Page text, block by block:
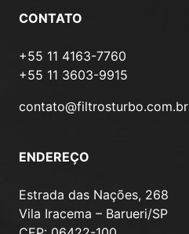
CONTATO
+55 11 4163-7760
+55 11 3603-9915
contato@filtrosturbo.com.br
ENDEREÇO
Estrada das Nações, 268
Vila Iracema – Barueri/SP